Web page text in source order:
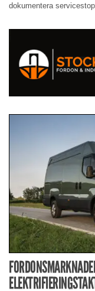
dokumentera